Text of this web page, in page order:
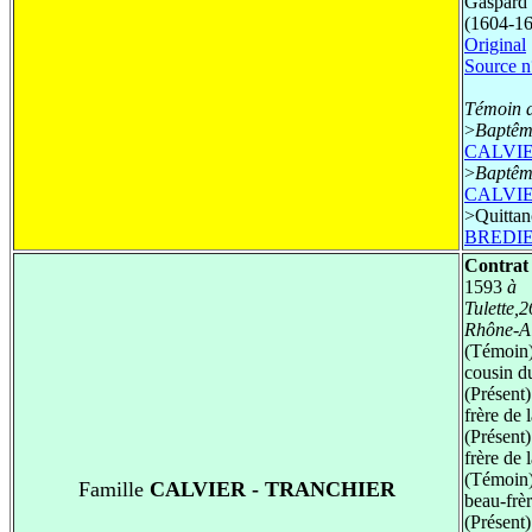
(1604-
Original
Source
Témoin
>
>
>
FamilleCALVIER - TRANCHIER
Contrat
1593 à
Rhône-
cousin
frère de
frère de
beau-